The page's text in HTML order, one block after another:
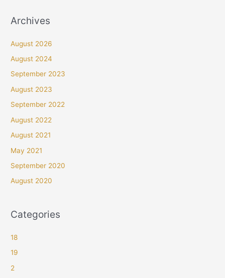
Archives
August 2026
August 2024
September 2023
August 2023
September 2022
August 2022
August 2021
May 2021
September 2020
August 2020
Categories
18
19
2